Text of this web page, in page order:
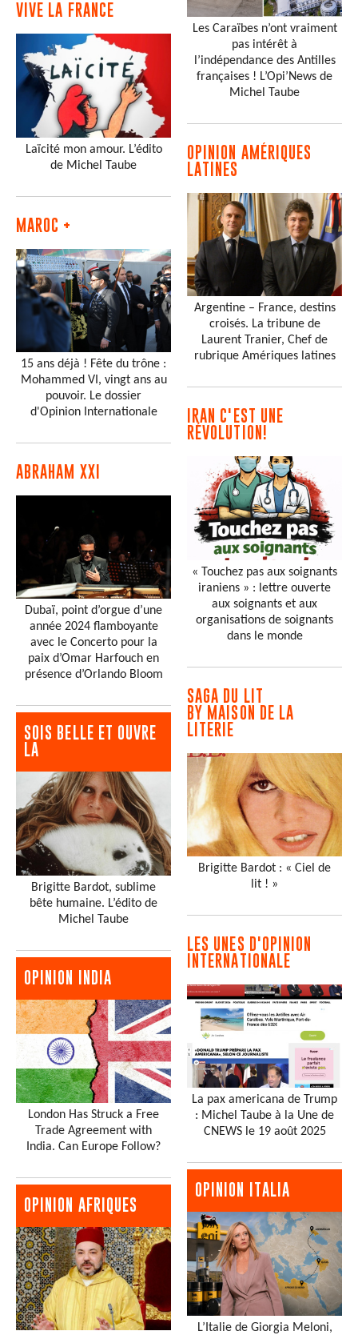
VIVE LA FRANCE
Laïcité mon amour. L’édito
de Michel Taube
MAROC +
15 ans déjà ! Fête du trône :
Mohammed VI, vingt ans au
pouvoir. Le dossier
d'Opinion Internationale
ABRAHAM XXI
Dubaï, point d’orgue d’une
année 2024 flamboyante
avec le Concerto pour la
paix d’Omar Harfouch en
présence d’Orlando Bloom
SOIS BELLE ET OUVRE
LA
Brigitte Bardot, sublime
bête humaine. L’édito de
Michel Taube
OPINION INDIA
London Has Struck a Free
Trade Agreement with
India. Can Europe Follow?
OPINION AFRIQUES
Les Caraïbes n’ont vraiment
pas intérêt à
l’indépendance des Antilles
françaises ! L’Opi’News de
Michel Taube
OPINION AMÉRIQUES
LATINES
Argentine – France, destins
croisés. La tribune de
Laurent Tranier, Chef de
rubrique Amériques latines
IRAN C'EST UNE
RÉVOLUTION!
« Touchez pas aux soignants
iraniens » : lettre ouverte
aux soignants et aux
organisations de soignants
dans le monde
SAGA DU LIT
BY MAISON DE LA
LITERIE
Brigitte Bardot : « Ciel de
lit ! »
LES UNES D'OPINION
INTERNATIONALE
La pax americana de Trump
: Michel Taube à la Une de
CNEWS le 19 août 2025
OPINION ITALIA
L’Italie de Giorgia Meloni,